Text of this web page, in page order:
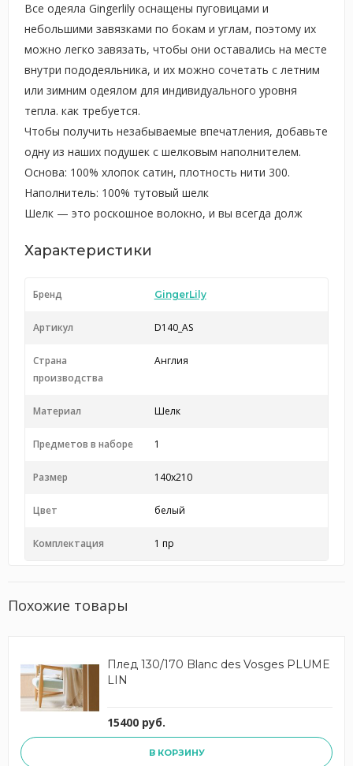
Все одеяла Gingerlily оснащены пуговицами и
небольшими завязками по бокам и углам, поэтому их
можно легко завязать, чтобы они оставались на месте
внутри пододеяльника, и их можно сочетать с летним
или зимним одеялом для индивидуального уровня
тепла. как требуется.
Чтобы получить незабываемые впечатления, добавьте
одну из наших подушек с шелковым наполнителем.
Основа: 100% хлопок сатин, плотность нити 300.
Наполнитель: 100% тутовый шелк
Шелк — это роскошное волокно, и вы всегда долж
Характеристики
Бренд GingerLily
Артикул D140_AS
Страна
производства
Англия
Материал Шелк
Предметов в наборе 1
Размер 140x210
Цвет белый
Комплектация 1 пр
Похожие товары
Плед 130/170 Blanc des Vosges PLUME
LIN
15400 руб.
В КОРЗИНУ